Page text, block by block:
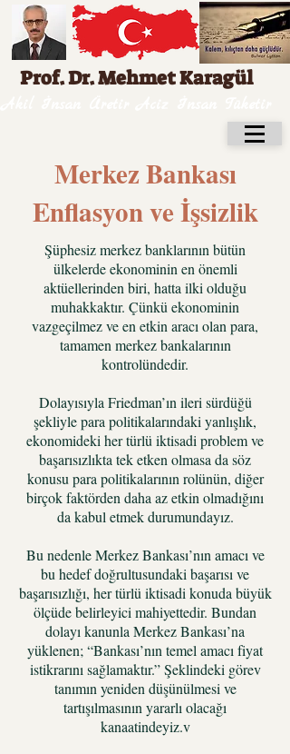
Prof. Dr. Mehmet Karagül
Merkez Bankası
Enflasyon ve İşsizlik
Şüphesiz merkez banklarının bütün
ülkelerde ekonominin en önemli
aktüellerinden biri, hatta ilki olduğu
muhakkaktır. Çünkü ekonominin
vazgeçilmez ve en etkin aracı olan para,
tamamen merkez bankalarının
kontrolündedir.
Dolayısıyla Friedman’ın ileri sürdüğü
şekliyle para politikalarındaki yanlışlık,
ekonomideki her türlü iktisadi problem ve
başarısızlıkta tek etken olmasa da söz
konusu para politikalarının rolünün, diğer
birçok faktörden daha az etkin olmadığını
da kabul etmek durumundayız.
Bu nedenle Merkez Bankası’nın amacı ve
bu hedef doğrultusundaki başarısı ve
başarısızlığı, her türlü iktisadi konuda büyük
ölçüde belirleyici mahiyettedir. Bundan
dolayı kanunla Merkez Bankası’na
yüklenen; “Bankası’nın temel amacı fiyat
istikrarını sağlamaktır.” Şeklindeki görev
tanımın yeniden düşünülmesi ve
tartışılmasının yararlı olacağı
kanaatindeyiz.v